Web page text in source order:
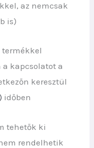
az nemcsak
is)
kapcsolatot a
keresztül
időben
tehetők ki
rendelhetik